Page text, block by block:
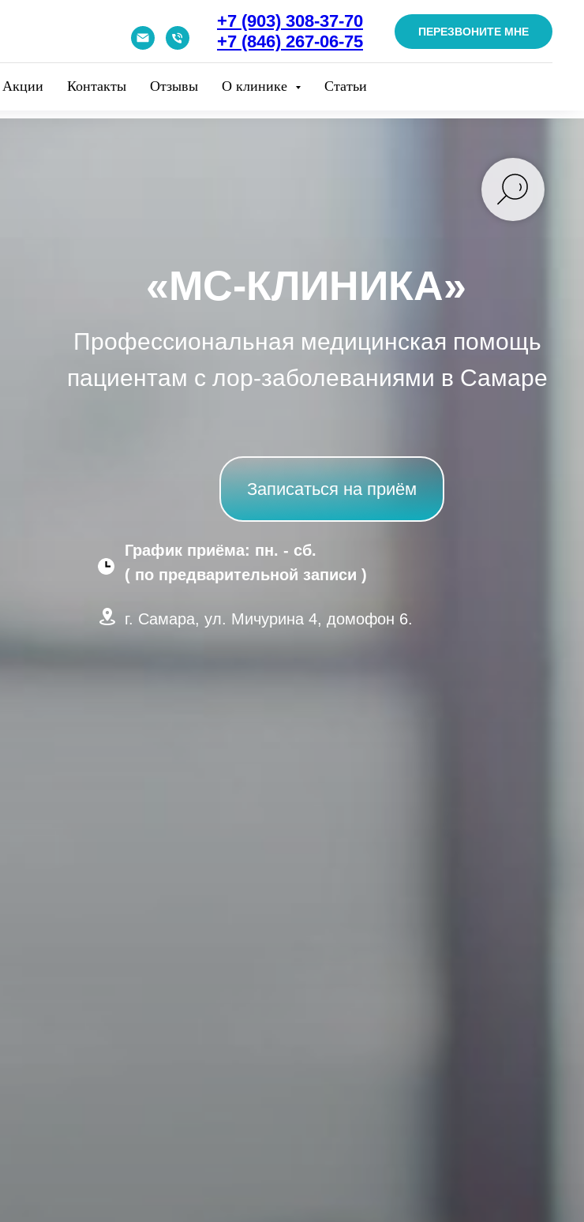
+7 (903) 308-37-70
+7 (846) 267-06-75
ПЕРЕЗВОНИТЕ МНЕ
Акции Контакты Отзывы О клинике Статьи
«МС-КЛИНИКА»
Профессиональная медицинская помощь
пациентам с лор-заболеваниями в Самаре
Записаться на приём
г. Самара, ул. Мичурина 4, домофон 6.
График приёма: пн. - сб.
( по предварительной записи )